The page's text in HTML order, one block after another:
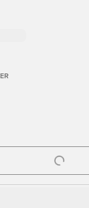
at logge ind eller